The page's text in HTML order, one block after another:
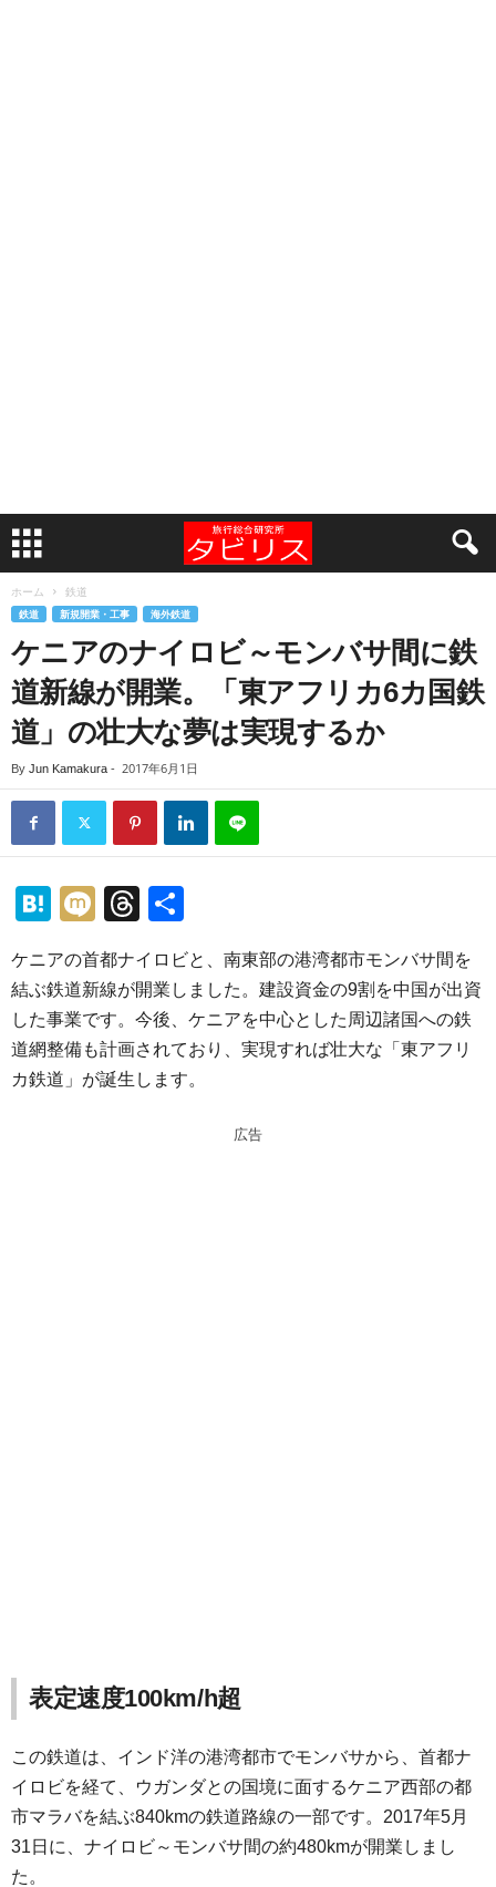
ホーム 鉄道
鉄道 新規開業・工事 海外鉄道
ケニアのナイロビ～モンバサ間に鉄
道新線が開業。「東アフリカ6カ国鉄
道」の壮大な夢は実現するか
By Jun Kamakura - 2017年6月1日
H
e
n
a
M
T
e
a
d
s
ケニアの首都ナイロビと、南東部の港湾都市モンバサ間を
結ぶ鉄道新線が開業しました。建設資金の9割を中国が出資
した事業です。今後、ケニアを中心とした周辺諸国への鉄
道網整備も計画されており、実現すれば壮大な「東アフリ
カ鉄道」が誕生します。
広告
表定速度100km/h超
この鉄道は、インド洋の港湾都市でモンバサから、首都ナ
イロビを経て、ウガンダとの国境に面するケニア西部の都
市マラバを結ぶ840kmの鉄道路線の一部です。2017年5月
31日に、ナイロビ～モンバサ間の約480kmが開業しまし
た。